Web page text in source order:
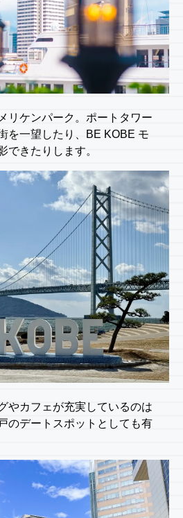
リケンパーク。ポートタワー
を一望したり、BE KOBE モ
できたりします。
やカフェが充実しているのは
のデートスポットとしても有